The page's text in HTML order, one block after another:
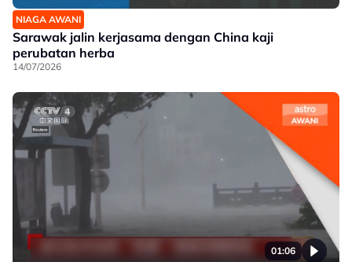
NIAGA AWANI
Sarawak jalin kerjasama dengan China kaji
perubatan herba
14/07/2026
01:06